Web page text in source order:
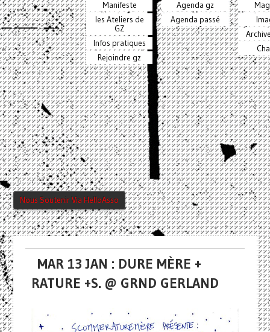
Manifeste
les Ateliers de
GZ
Infos pratiques
Rejoindre gz
Agenda gz
Agenda passé
Nous Soutenir Via HelloAsso
MAR 13 JAN : DURE MÈRE +
RATURE +S. @ GRND GERLAND